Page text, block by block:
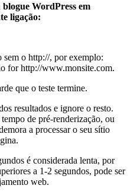
WordPress em
ligação:
o http://, por exemplo:
for http://www.monsite.com.
que o teste termine.
resultados e ignore o resto.
de pré-renderização, ou
a processar o seu sítio
é considerada lenta, por
a 1-2 segundos, pode ser
web.